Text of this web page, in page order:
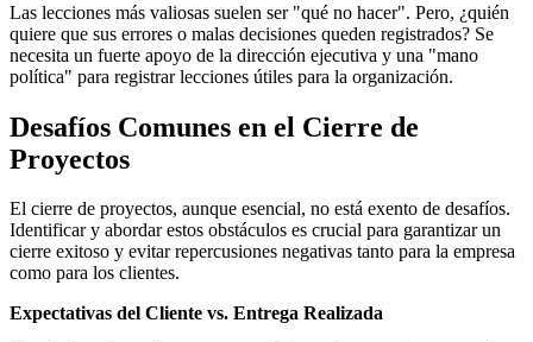
Las lecciones más valiosas suelen ser "qué no hacer". Pero, ¿quién
quiere que sus errores o malas decisiones queden registrados? Se
necesita un fuerte apoyo de la dirección ejecutiva y una "mano
política" para registrar lecciones útiles para la organización.
Desafíos Comunes en el Cierre de
Proyectos
El cierre de proyectos, aunque esencial, no está exento de desafíos.
Identificar y abordar estos obstáculos es crucial para garantizar un
cierre exitoso y evitar repercusiones negativas tanto para la empresa
como para los clientes.
Expectativas del Cliente vs. Entrega Realizada